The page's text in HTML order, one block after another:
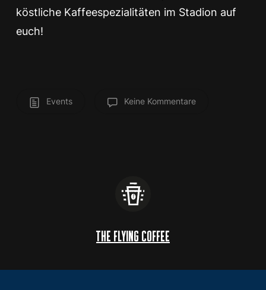
köstliche Kaffeespezialitäten im Stadion auf
euch!
Events Keine Kommentare
the flying coffee